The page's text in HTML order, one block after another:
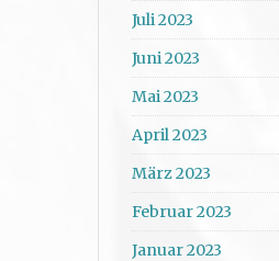
Juli 2023
Juni 2023
Mai 2023
April 2023
März 2023
Februar 2023
Januar 2023